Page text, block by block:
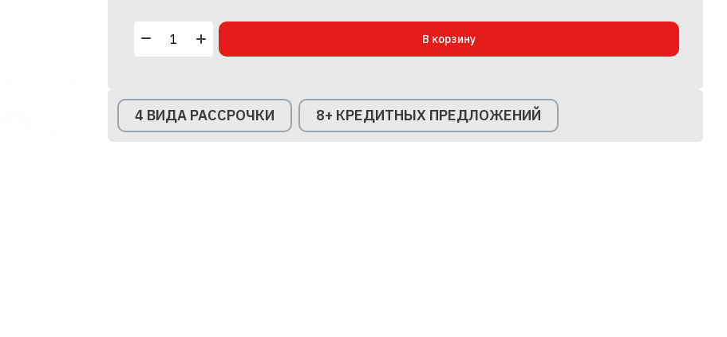
В корзину
4 ВИДА РАССРОЧКИ 8+ КРЕДИТНЫХ ПРЕДЛОЖЕНИЙ